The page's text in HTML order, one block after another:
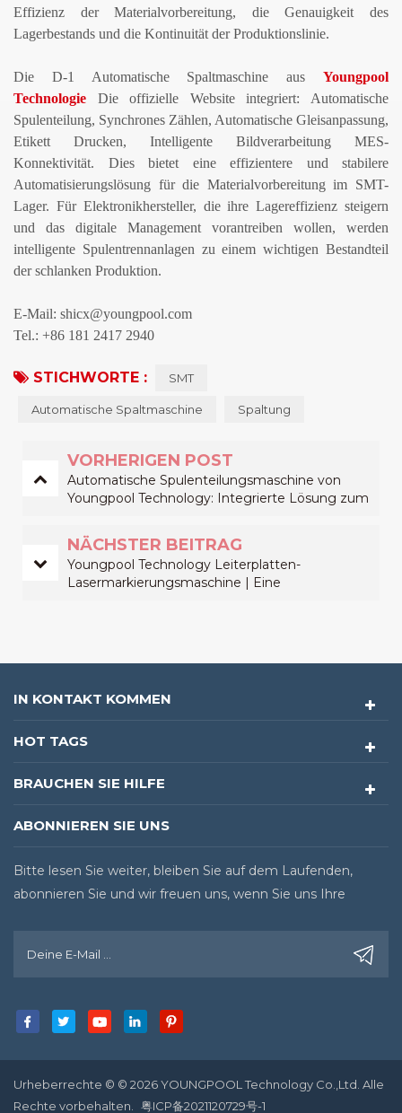
Effizienz der Materialvorbereitung, die Genauigkeit des
Lagerbestands und die Kontinuität der Produktionslinie.
Die D-1 Automatische SpaltmaschineausYoungpool
Technologie Die offizielle Website integriert: Automatische
Spulenteilung, Synchrones Zählen, Automatische Gleisanpassung,
Etikett Drucken, Intelligente Bildverarbeitung MES-
Konnektivität. Dies bietet eine effizientere und stabilere
Automatisierungslösung für die Materialvorbereitung im SMT-
Lager. Für Elektronikhersteller, die ihre Lagereffizienz steigern
und das digitale Management vorantreiben wollen, werden
intelligente Spulentrennanlagen zu einem wichtigen Bestandteil
der schlanken Produktion.
E-Mail: shicx@youngpool.com
Tel.: +86 181 2417 2940
STICHWORTE : SMT
Automatische Spaltmaschine Spaltung
VORHERIGEN POST
Automatische Spulenteilungsmaschine von
Youngpool Technology: Integrierte Lösung zum
der Effizienz der SMT-Materialvorbereitung
NÄCHSTER BEITRAG
Youngpool Technology Leiterplatten-
Lasermarkierungsmaschine | Eine
IN KONTAKT KOMMEN
HOT TAGS
BRAUCHEN SIE HILFE
ABONNIEREN SIE UNS
Bitte lesen Sie weiter, bleiben Sie auf dem Laufenden,
abonnieren Sie und wir freuen uns, wenn Sie uns Ihre
Urheberrechte © © 2026 YOUNGPOOL Technology Co.,Ltd. Alle
Rechte vorbehalten.
粤ICP备2021120729号-1